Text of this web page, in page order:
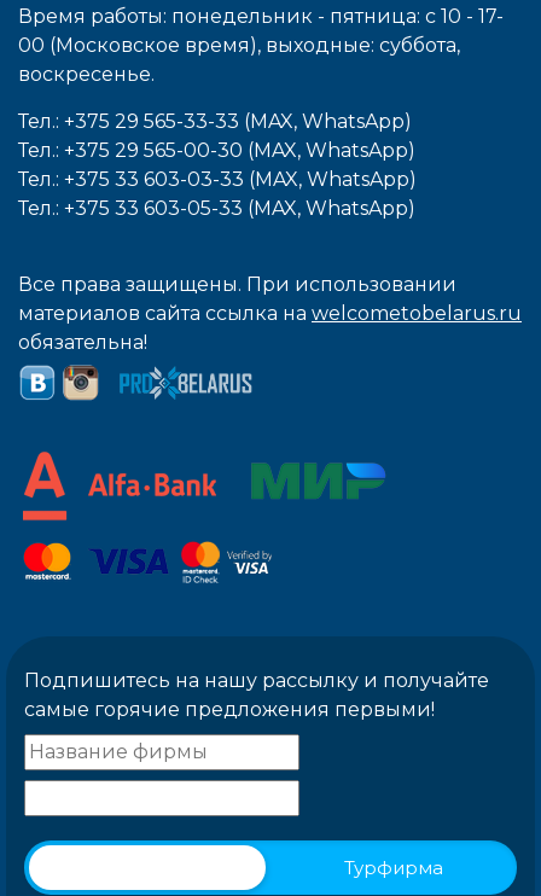
Время работы: понедельник - пятница: с 10 - 17-
00 (Московское время), выходные: cуббота,
воcкресенье.
Тел.: +375 29 565-33-33 (MAX, WhatsApp)
Тел.: +375 29 565-00-30 (MAX, WhatsApp)
Тел.: +375 33 603-03-33 (MAX, WhatsApp)
Тел.: +375 33 603-05-33 (MAX, WhatsApp)
Все права защищены. При использовании
материалов сайта ссылка на welcometobelarus.ru
обязательна!
Подпишитесь на нашу рассылку и получайте
самые горячие предложения первыми!
Турфирма